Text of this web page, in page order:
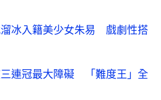
冰入籍美少女朱易 戲劇性搭
連冠最大障礙 「難度王」全